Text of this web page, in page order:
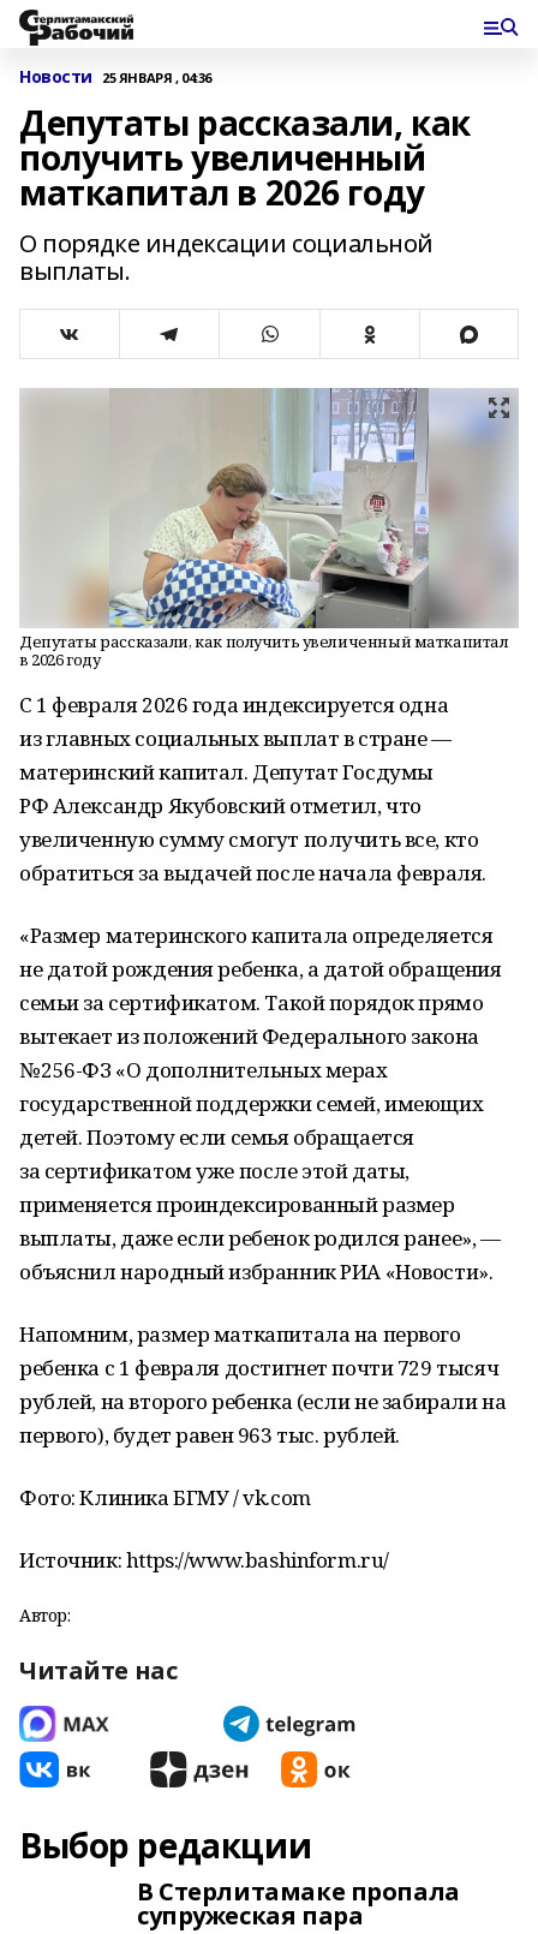
Новости 25 ЯНВАРЯ , 04:36
Депутаты рассказали, как
получить увеличенный
маткапитал в 2026 году
О порядке индексации социальной
выплаты.
Депутаты рассказали, как получить увеличенный маткапитал
в 2026 году
С 1 февраля 2026 года индексируется одна
из главных социальных выплат в стране —
материнский капитал. Депутат Госдумы
РФ Александр Якубовский отметил, что
увеличенную сумму смогут получить все, кто
обратиться за выдачей после начала февраля.
«Размер материнского капитала определяется
не датой рождения ребенка, а датой обращения
семьи за сертификатом. Такой порядок прямо
вытекает из положений Федерального закона
№ 256-ФЗ «О дополнительных мерах
государственной поддержки семей, имеющих
детей. Поэтому если семья обращается
за сертификатом уже после этой даты,
применяется проиндексированный размер
выплаты, даже если ребенок родился ранее», —
объяснил народный избранник РИА «Новости».
Напомним, размер маткапитала на первого
ребенка с 1 февраля достигнет почти 729 тысяч
рублей, на второго ребенка (если не забирали на
первого), будет равен 963 тыс. рублей.
Фото: Клиника БГМУ / vk.com
Источник: https://www.bashinform.ru/
Автор:
Читайте нас
Выбор редакции
В Стерлитамаке пропала
супружеская пара